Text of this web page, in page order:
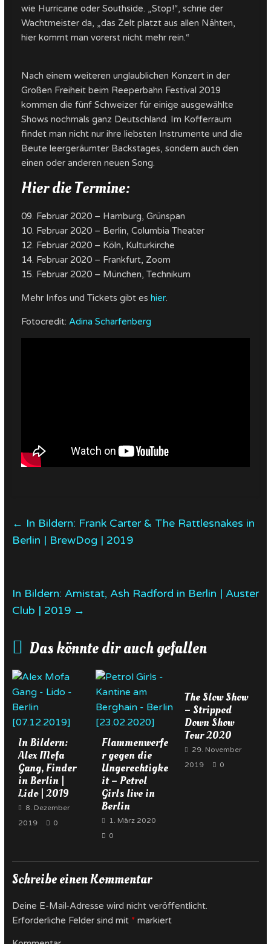
wie Hurricane oder Southside. „Stop!“, schrie der
Wachtmeister da, „das Zelt platzt aus allen Nähten,
hier kommt man vorerst nicht mehr rein.“
Nach einem weiteren unglaublichen Konzert in der
Großen Freiheit beim Reeperbahn Festival 2019
kommen die fünf Schweizer für einige ausgewählte
Shows nochmals ganz Deutschland. Im Kofferraum
findet man nicht nur ihre liebsten Instrumente und die
Beute leergeräumter Backstages, sondern auch den
einen oder anderen neuen Song.
Hier die Termine:
09. Februar 2020 – Hamburg, Grünspan
10. Februar 2020 – Berlin, Columbia Theater
12. Februar 2020 – Köln, Kulturkirche
14. Februar 2020 – Frankfurt, Zoom
15. Februar 2020 – München, Technikum
Mehr Infos und Tickets gibt es hier.
Fotocredit: Adina Scharfenberg
← In Bildern: Frank Carter & The Rattlesnakes in
Berlin | BrewDog | 2019
In Bildern: Amistat, Ash Radford in Berlin | Auster
Club | 2019 →
Das könnte dir auch gefallen
In Bildern:
Alex Mofa
Gang, Finder
in Berlin |
Lido | 2019
8. Dezember
2019
0
Flammenwerfe
r gegen die
Ungerechtigke
it – Petrol
Girls live in
Berlin
1. März 2020
0
The Slow Show
– Stripped
Down Show
Tour 2020
29. November
2019
0
Schreibe einen Kommentar
Deine E-Mail-Adresse wird nicht veröffentlicht.
Erforderliche Felder sind mit *markiert